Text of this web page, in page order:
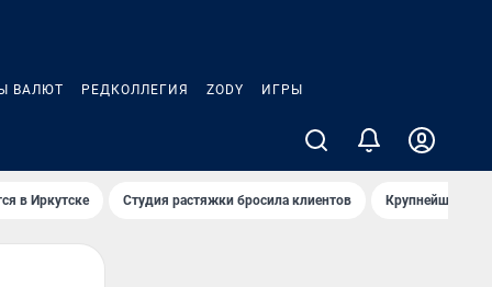
ВАЛЮТ РЕДКОЛЛЕГИЯ ZODY ИГРЫ
в Иркутске Студия растяжки бросила клиентов Крупнейшие